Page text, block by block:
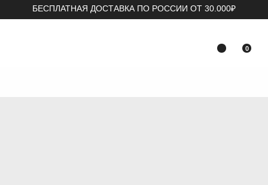
БЕСПЛАТНАЯ ДОСТАВКА ПО РОССИИ ОТ 30.000₽